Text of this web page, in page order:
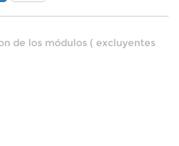
de los módulos ( excluyentes